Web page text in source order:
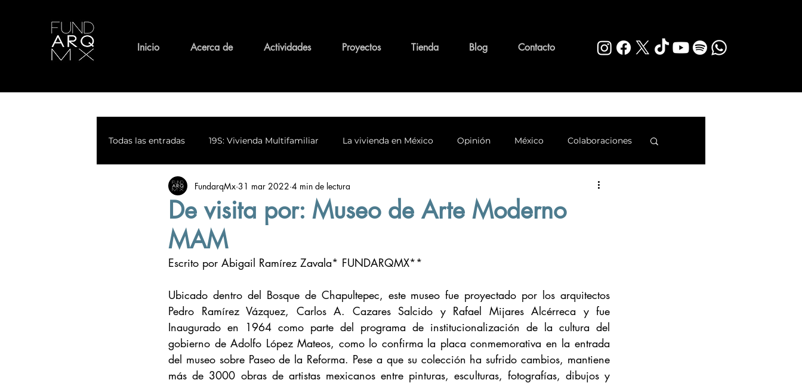
Inicio Acerca de Actividades Proyectos Tienda Blog Contacto
Todas las entradas 19S: Vivienda Multifamiliar La vivienda en México Opinión México Colaboraciones
Medio Ambiente Patrimonio y conservación
Calles con Historia
De visita por: Museo de Arte Moderno
MAM
FundarqMx 31 mar 2022 4 min de lectura
Escrito por Abigail Ramírez Zavala* FUNDARQMX**
Ubicado dentro del Bosque de Chapultepec, este museo fue proyectado por los arquitectos
Pedro Ramírez Vázquez, Carlos A. Cazares Salcido y Rafael Mijares Alcérreca y fue
Inaugurado en 1964 como parte del programa de institucionalización de la cultura del
gobierno de Adolfo López Mateos, como lo confirma la placa conmemorativa en la entrada
del museo sobre Paseo de la Reforma. Pese a que su colección ha sufrido cambios, mantiene
más de 3000 obras de artistas mexicanos entre pinturas, esculturas, fotografías, dibujos y